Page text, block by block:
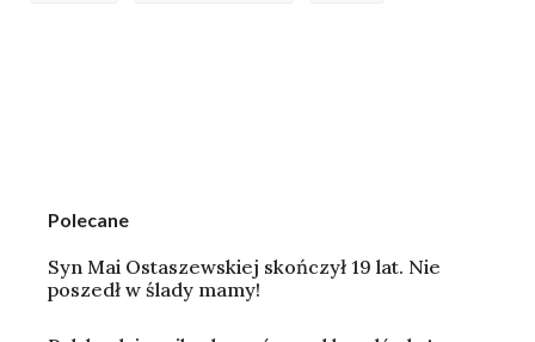
Polecane
Syn Mai Ostaszewskiej skończył 19 lat. Nie
poszedł w ślady mamy!